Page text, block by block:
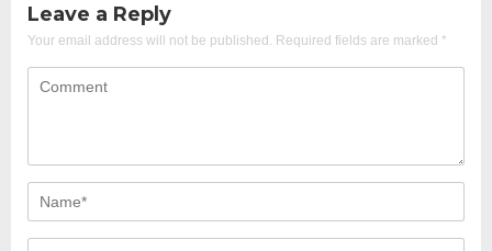
Leave a Reply
Your email address will not be published. Required fields are marked *